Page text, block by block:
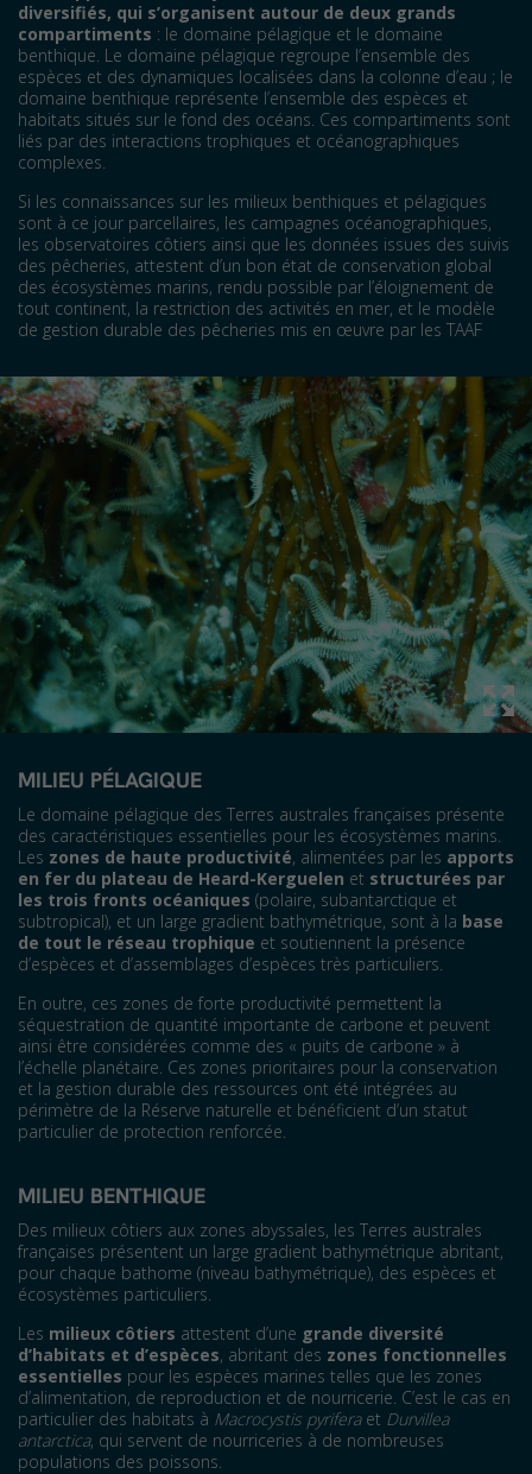
diversifiés, qui s’organisent autour de deux grands
compartiments : le domaine pélagique et le domaine
benthique. Le domaine pélagique regroupe l’ensemble des
espèces et des dynamiques localisées dans la colonne d’eau ; le
domaine benthique représente l’ensemble des espèces et
habitats situés sur le fond des océans. Ces compartiments sont
liés par des interactions trophiques et océanographiques
complexes.
Si les connaissances sur les milieux benthiques et pélagiques
sont à ce jour parcellaires, les campagnes océanographiques,
les observatoires côtiers ainsi que les données issues des suivis
des pêcheries, attestent d’un bon état de conservation global
des écosystèmes marins, rendu possible par l’éloignement de
tout continent, la restriction des activités en mer, et le modèle
de gestion durable des pêcheries mis en œuvre par les TAAF
MILIEU PÉLAGIQUE
Le domaine pélagique des Terres australes françaises présente
des caractéristiques essentielles pour les écosystèmes marins.
Les zones de haute productivité, alimentées par les apports
en fer du plateau de Heard-Kerguelen et structurées par
les trois fronts océaniques (polaire, subantarctique et
subtropical), et un large gradient bathymétrique, sont à la base
de tout le réseau trophique et soutiennent la présence
d’espèces et d’assemblages d’espèces très particuliers.
En outre, ces zones de forte productivité permettent la
séquestration de quantité importante de carbone et peuvent
ainsi être considérées comme des « puits de carbone » à
l’échelle planétaire. Ces zones prioritaires pour la conservation
et la gestion durable des ressources ont été intégrées au
périmètre de la Réserve naturelle et bénéficient d’un statut
particulier de protection renforcée.
MILIEU BENTHIQUE
Des milieux côtiers aux zones abyssales, les Terres australes
françaises présentent un large gradient bathymétrique abritant,
pour chaque bathome (niveau bathymétrique), des espèces et
écosystèmes particuliers.
Les milieux côtiers attestent d’une grande diversité
d’habitats et d’espèces, abritant des zones fonctionnelles
essentielles pour les espèces marines telles que les zones
d’alimentation, de reproduction et de nourricerie. C’est le cas en
particulier des habitats à Macrocystis pyriferaet Durvillea
antarctica, qui servent de nourriceries à de nombreuses
populations des poissons.